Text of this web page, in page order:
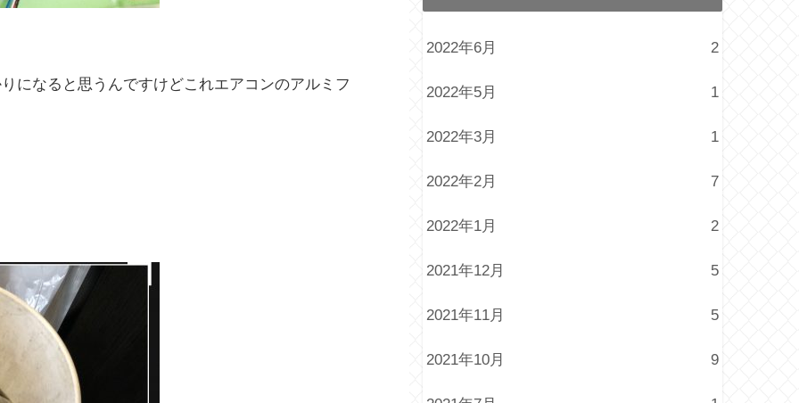
になると思うんですけどこれエアコンのアルミフ
2022年6月 2
2022年5月 1
2022年3月 1
2022年2月 7
2022年1月 2
2021年12月 5
2021年11月 5
2021年10月 9